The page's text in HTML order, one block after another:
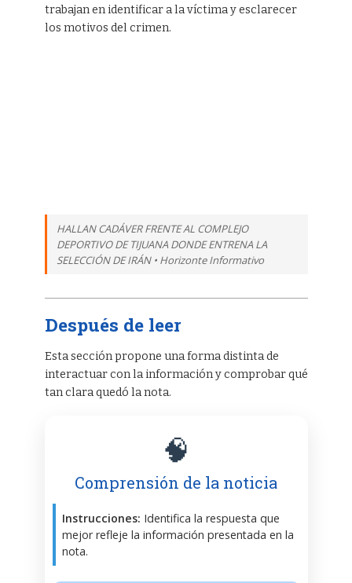
trabajan en identificar a la víctima y esclarecer
los motivos del crimen.
HALLAN CADÁVER FRENTE AL COMPLEJO
DEPORTIVO DE TIJUANA DONDE ENTRENA LA
SELECCIÓN DE IRÁN • Horizonte Informativo
Después de leer
Esta sección propone una forma distinta de
interactuar con la información y comprobar qué
tan clara quedó la nota.
🧠
Comprensión de la noticia
Instrucciones: Identifica la respuesta que
mejor refleje la información presentada en la
nota.